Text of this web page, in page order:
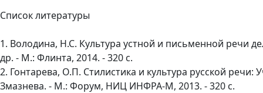
Список литературы
1. Володина, Н.С. Культура устной и письменной речи
др. - М.: Флинта, 2014. - 320 c.
2. Гонтарева, О.П. Стилистика и культура русской
Змазнева. - М.: Форум, НИЦ ИНФРА-М, 2013. - 320 c.